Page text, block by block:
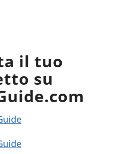
il tuo
su